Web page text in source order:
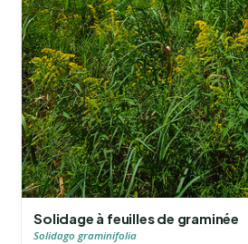
Solidage à feuilles de graminée
Solidago graminifolia